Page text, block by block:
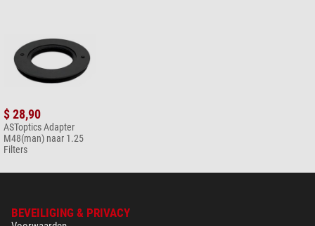
$ 28,90
ASToptics Adapter
M48(man) naar 1.25
Filters
BEVEILIGING & PRIVACY